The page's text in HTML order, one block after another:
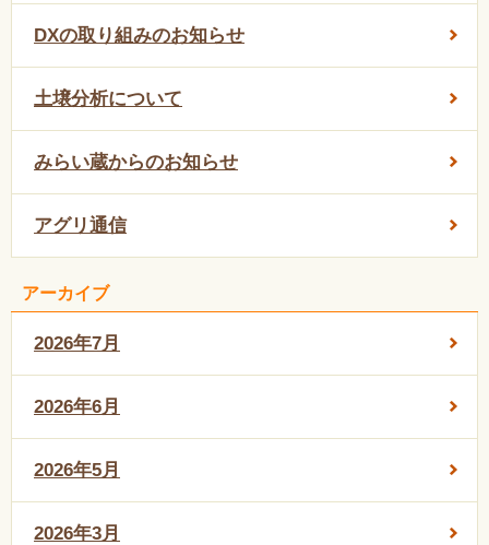
DXの取り組みのお知らせ
土壌分析について
みらい蔵からのお知らせ
アグリ通信
アーカイブ
2026年7月
2026年6月
2026年5月
2026年3月